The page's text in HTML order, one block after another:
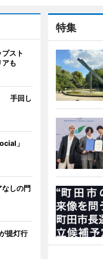
特集
スト
も
手回し
」
しの門
提灯行